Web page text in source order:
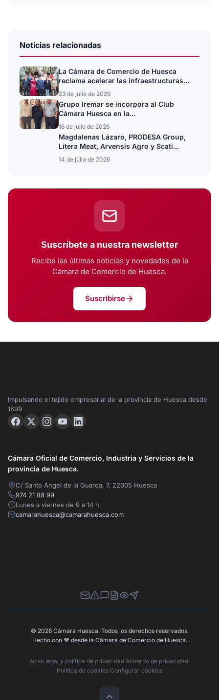
Noticias relacionadas
La Cámara de Comercio de Huesca
reclama acelerar las infraestructuras...
23 de julio de 2026
Grupo Iremar se incorpora al Club
Cámara Huesca en la...
16 de julio de 2026
Magdalenas Lázaro, PRODESA Group,
Litera Meat, Arvensis Agro y Scati...
14 de julio de 2026
Suscríbete a nuestra newsletter
Recibe las últimas noticias y novedades de la
Cámara de Comercio de Huesca.
Suscribirse
Impulsando el tejido empresarial de la provincia de Huesca desde
1899
Cámara Oficial de Comercio, Industria y Servicios de la
provincia de Huesca.
C/ Santo Ángel de la Guarda, 7, 22005 Huesca
974 21 88 99
Lunes a viernes de 9 a 14 h
camarahuesca@camarahuesca.com
Newsletter
Canal de Denuncias
Buzón de Sugerencias
Perfil Contratante
Ley de Transparencia
Contacta con nosotros
© 2026 Cámara Huesca. Todos los derechos reservados.
Hecho con ❤️desde la Cámara de Comercio de Huesca.
Aviso legal y política de privacidad·Acuerdo de privacidad·
Política de cookies·Configurar cookies